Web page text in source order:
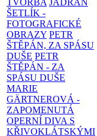
TVORBA JADRAN
ŠETLÍK -
FOTOGRAFICKÉ
OBRAZY PETR
ŠTĚPÁN, ZA SPÁSU
DUŠE PETR
ŠTĚPÁN - ZA
SPÁSU DUŠE
MARIE
GÄRTNEROVÁ -
ZAPOMENUTÁ
OPERNÍ DIVA S
KŘIVOKLÁTSKÝMI